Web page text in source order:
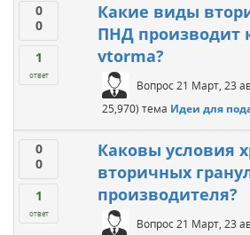
0
0
1
ответ
Какие виды
ПНД производит
vtorma?
Вопрос 21 Март, 23
25,970) тема Идеи для
0
0
1
ответ
Каковы условия
вторичных
производителя?
Вопрос 21 Март, 23